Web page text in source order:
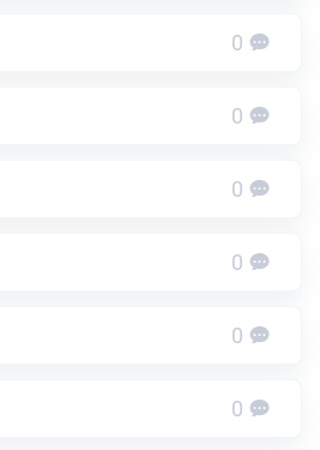
0
0
0
0
0
0